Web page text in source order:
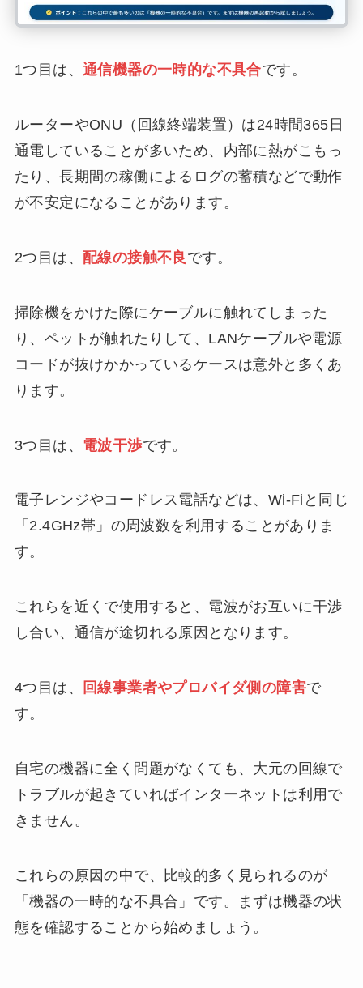
1つ目は、 通信機器の一時的な不具合です。
ルーターやONU（回線終端装置）は24時間365日
通電していることが多いため、内部に熱がこもっ
たり、長期間の稼働によるログの蓄積などで動作
が不安定になることがあります。
2つ目は、 配線の接触不良 です。
掃除機をかけた際にケーブルに触れてしまった
り、ペットが触れたりして、LANケーブルや電源
コードが抜けかかっているケースは意外と多くあ
ります。
3つ目は、 電波干渉です。
電子レンジやコードレス電話などは、Wi-Fiと同じ
「2.4GHz帯」の周波数を利用することがありま
す。
これらを近くで使用すると、電波がお互いに干渉
し合い、通信が途切れる原因となります。
4つ目は、 回線事業者やプロバイダ側の障害で
す。
自宅の機器に全く問題がなくても、大元の回線で
トラブルが起きていればインターネットは利用で
きません。
これらの原因の中で、比較的多く見られるのが
「機器の一時的な不具合」です。まずは機器の状
態を確認することから始めましょう。